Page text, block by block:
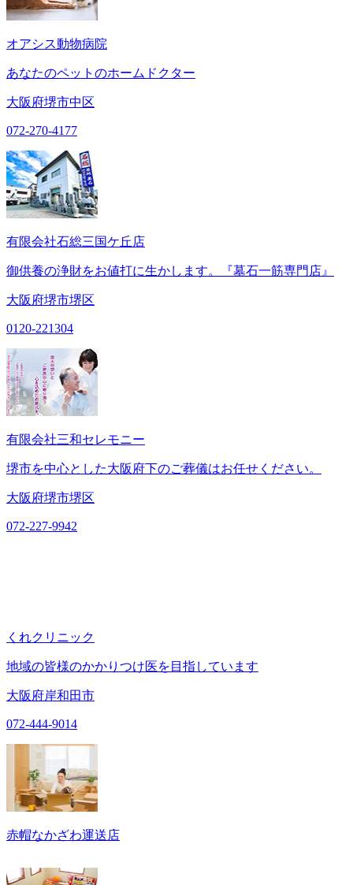
オアシス動物病院
あなたのペットのホームドクター
大阪府堺市中区
072-270-4177
有限会社石総三国ケ丘店
御供養の浄財をお値打に生かします。『墓石一筋専門店』
大阪府堺市堺区
0120-221304
有限会社三和セレモニー
堺市を中心とした大阪府下のご葬儀はお任せください。
大阪府堺市堺区
072-227-9942
くれクリニック
地域の皆様のかかりつけ医を目指しています
大阪府岸和田市
072-444-9014
赤帽なかざわ運送店